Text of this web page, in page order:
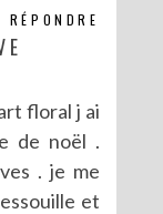
RÉPONDRE
floral j ai
de noël .
. je me
et